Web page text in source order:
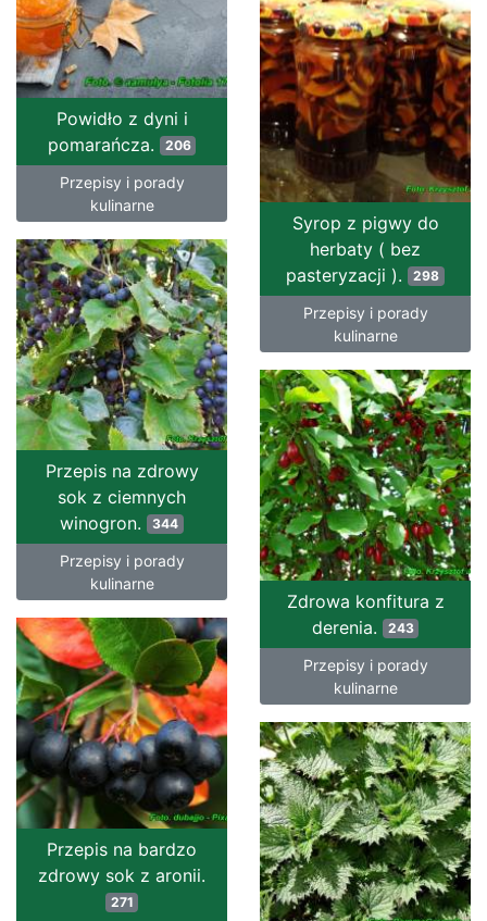
Powidło z dyni i
pomarańcza.
206
Przepisy i porady
kulinarne
Syrop z pigwy do
herbaty ( bez
pasteryzacji ). 298
Przepisy i porady
kulinarne
Przepis na zdrowy
sok z ciemnych
winogron. 344
Przepisy i porady
kulinarne
Zdrowa konfitura z
derenia.
243
Przepisy i porady
kulinarne
Przepis na bardzo
zdrowy sok z aronii.
271